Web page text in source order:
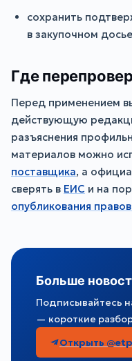
сохранить
в закупочном
Где
Перед применением
действующую
разъяснения
материалов можно
поставщика, а
сверять в ЕИС и на
опубликования
Больше
Подписывайтесь
— короткие
Открыть